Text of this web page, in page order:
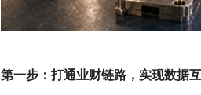
第一步：打通业财链路，实现数据